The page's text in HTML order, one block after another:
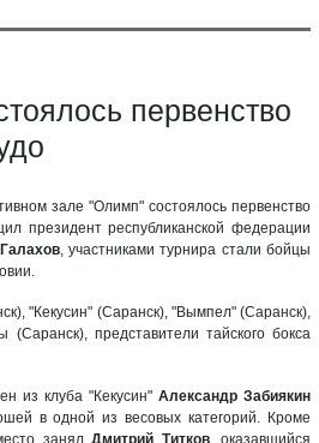
первенство
зале "Олимп" состоялось первенство
президент республиканской федерации
, участниками турнира стали бойцы
"Кекусин" (Саранск), "Вымпел" (Саранск),
(Саранск), представители тайского бокса
из клуба "Кекусин" Александр Забиякин
в одной из весовых категорий. Кроме
занял Дмитрий Титков, оказавшийся